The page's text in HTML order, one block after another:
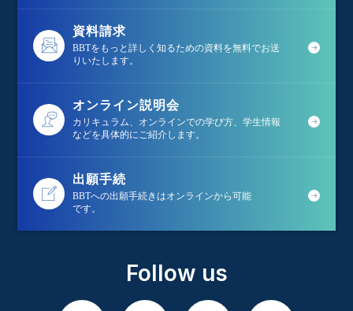
資料請求
BBTをもっと詳しく知るための資料を無料でお送
りいたします。
オンライン説明会
カリキュラム、オンラインでの学び方、学生情報
などを具体的にご紹介します。
出願手続
BBTへの出願手続きはオンラインから可能
です。
Follow us